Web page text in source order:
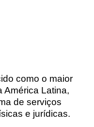
como o maior
América Latina,
de serviços
e jurídicas.